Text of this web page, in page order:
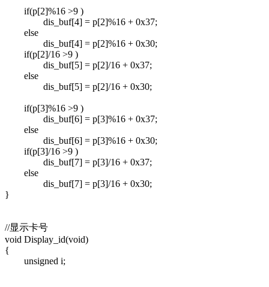
if(p[2]%16 >9 )
dis_buf[4] = p[2]%16 + 0x37;
else
dis_buf[4] = p[2]%16 + 0x30;
if(p[2]/16 >9 )
dis_buf[5] = p[2]/16 + 0x37;
else
dis_buf[5] = p[2]/16 + 0x30;
if(p[3]%16 >9 )
dis_buf[6] = p[3]%16 + 0x37;
else
dis_buf[6] = p[3]%16 + 0x30;
if(p[3]/16 >9 )
dis_buf[7] = p[3]/16 + 0x37;
else
dis_buf[7] = p[3]/16 + 0x30;
}
//显示卡号
void Display_id(void)
{
unsigned i;